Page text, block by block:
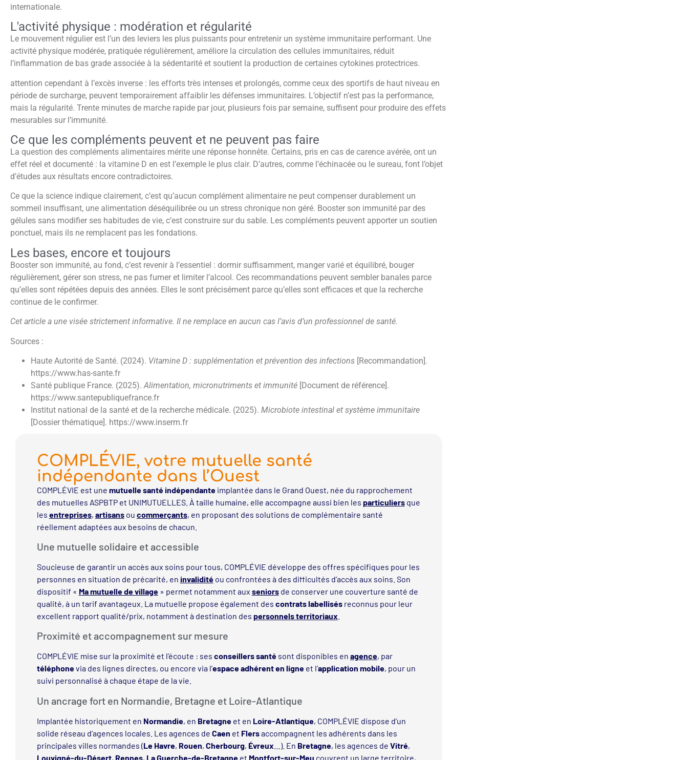
internationale.
L'activité physique : modération et régularité
Le mouvement régulier est l’un des leviers les plus puissants pour entretenir un système immunitaire performant. Une
activité physique modérée, pratiquée régulièrement, améliore la circulation des cellules immunitaires, réduit
l’inflammation de bas grade associée à la sédentarité et soutient la production de certaines cytokines protectrices.
attention cependant à l’excès inverse : les efforts très intenses et prolongés, comme ceux des sportifs de haut niveau en
période de surcharge, peuvent temporairement affaiblir les défenses immunitaires. L’objectif n’est pas la performance,
mais la régularité. Trente minutes de marche rapide par jour, plusieurs fois par semaine, suffisent pour produire des effets
mesurables sur l’immunité.
Ce que les compléments peuvent et ne peuvent pas faire
La question des compléments alimentaires mérite une réponse honnête. Certains, pris en cas de carence avérée, ont un
effet réel et documenté : la vitamine D en est l’exemple le plus clair. D’autres, comme l’échinacée ou le sureau, font l’objet
d’études aux résultats encore contradictoires.
Ce que la science indique clairement, c’est qu’aucun complément alimentaire ne peut compenser durablement un
sommeil insuffisant, une alimentation déséquilibrée ou un stress chronique non géré. Booster son immunité par des
gélules sans modifier ses habitudes de vie, c’est construire sur du sable. Les compléments peuvent apporter un soutien
ponctuel, mais ils ne remplacent pas les fondations.
Les bases, encore et toujours
Booster son immunité, au fond, c’est revenir à l’essentiel : dormir suffisamment, manger varié et équilibré, bouger
régulièrement, gérer son stress, ne pas fumer et limiter l’alcool. Ces recommandations peuvent sembler banales parce
qu’elles sont répétées depuis des années. Elles le sont précisément parce qu’elles sont efficaces et que la recherche
continue de le confirmer.
Cet article a une visée strictement informative. Il ne remplace en aucun cas l’avis d’un professionnel de santé.
Sources :
Haute Autorité de Santé. (2024). Vitamine D : supplémentation et prévention des infections [Recommandation].
https://www.has-sante.fr
Santé publique France. (2025).Alimentation, micronutriments et immunité [Document de référence].
https://www.santepubliquefrance.fr
Institut national de la santé et de la recherche médicale. (2025). Microbiote intestinal et système immunitaire
[Dossier thématique]. https://www.inserm.fr
COMPLÉVIE, votre mutuelle santé
indépendante dans l’Ouest
COMPLÉVIE est une mutuelle santé indépendanteimplantée dans le Grand Ouest, née du rapprochement
des mutuelles ASPBTP et UNIMUTUELLES. À taille humaine, elle accompagne aussi bien les particuliersque
les entreprises, artisansou commerçants, en proposant des solutions de complémentaire santé
réellement adaptées aux besoins de chacun.
Une mutuelle solidaire et accessible
Soucieuse de garantir un accès aux soins pour tous, COMPLÉVIE développe des offres spécifiques pour les
personnes en situation de précarité, en invaliditéou confrontées à des difficultés d’accès aux soins. Son
dispositif « Ma mutuelle de village» permet notamment aux seniorsde conserver une couverture santé de
qualité, à un tarif avantageux. La mutuelle propose également des contrats labellisésreconnus pour leur
excellent rapport qualité/prix, notamment à destination des personnels territoriaux
Proximité et accompagnement sur mesure
COMPLÉVIE mise sur la proximité et l’écoute : ses conseillers santésont disponibles en agence, par
téléphonevia des lignes directes, ou encore via l’espace adhérent en ligneet l’application mobile, pour un
suivi personnalisé à chaque étape de la vie.
Un ancrage fort en Normandie, Bretagne et Loire-Atlantique
Implantée historiquement en Normandie, en Bretagneet en Loire-Atlantique, COMPLÉVIE dispose d’un
solide réseau d’agences locales. Les agences de Caen et Flersaccompagnent les adhérents dans les
principales villes normandes (Le Havre, Rouen, Cherbourg, Évreux …). En Bretagne, les agences de Vitré,
Louvigné-du-Désert, Rennes, La Guerche-de-Bretagneet Montfort-sur-Meu couvrent un large territoire,